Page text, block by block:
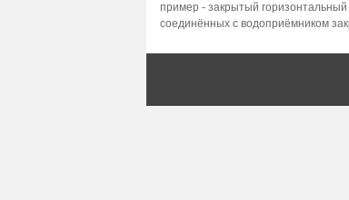
пример - закрытый
соединённых с водоприёмником